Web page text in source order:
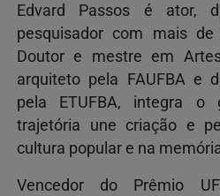
Edvard Passos é ator,
pesquisador com mais
Doutor e mestre em
arquiteto pela FAUFBA e
pela ETUFBA, integra o
trajetória une criação e
cultura popular e na
Vencedor do Prêmio